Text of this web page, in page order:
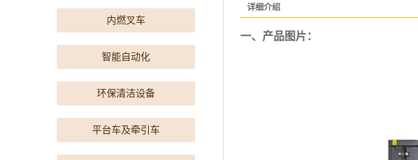
内燃叉车
智能自动化
环保清洁设备
平台车及牵引车
详细介绍
一、产品图片：